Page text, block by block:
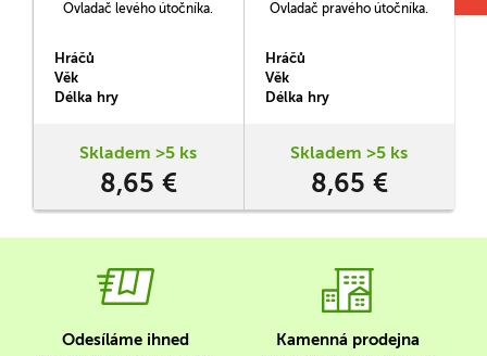
Ovladač levého útočníka.
Hráčů
Věk
Délka hry
Skladem >5 ks
8,65 €
Ovladač pravého útočníka.
Hráčů
Věk
Délka hry
Skladem >5 ks
8,65 €
Odesíláme ihned Kamenná prodejna